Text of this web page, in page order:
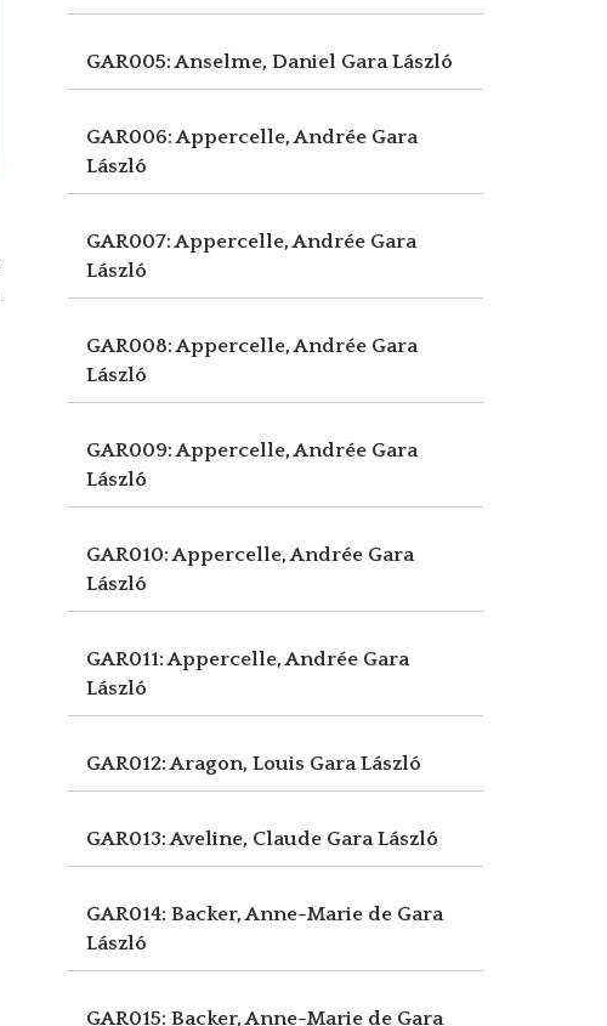
GAR005: Anselme, Daniel Gara László
GAR006: Appercelle, Andrée Gara
László
GAR007: Appercelle, Andrée Gara
László
GAR008: Appercelle, Andrée Gara
László
GAR009: Appercelle, Andrée Gara
László
GAR010: Appercelle, Andrée Gara
László
GAR011: Appercelle, Andrée Gara
László
GAR012: Aragon, Louis Gara László
GAR013: Aveline, Claude Gara László
GAR014: Backer, Anne-Marie de Gara
László
GAR015: Backer, Anne-Marie de Gara